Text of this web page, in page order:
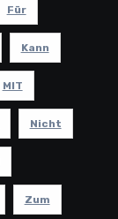
Für
Kann
MIT
Nicht
Zum